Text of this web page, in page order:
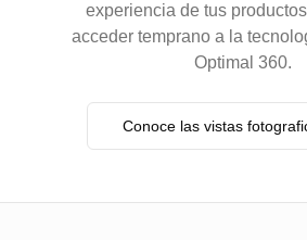
experiencia de tus
acceder temprano a la
Optimal 360.
Conoce las vistas